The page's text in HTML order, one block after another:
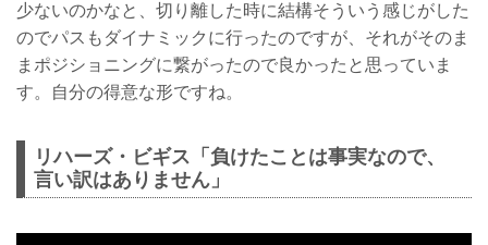
少ないのかなと、切り離した時に結構そういう感じがした
のでパスもダイナミックに行ったのですが、それがそのま
まポジショニングに繋がったので良かったと思っていま
す。自分の得意な形ですね。
リハーズ・ビギス「負けたことは事実なので、
言い訳はありません」